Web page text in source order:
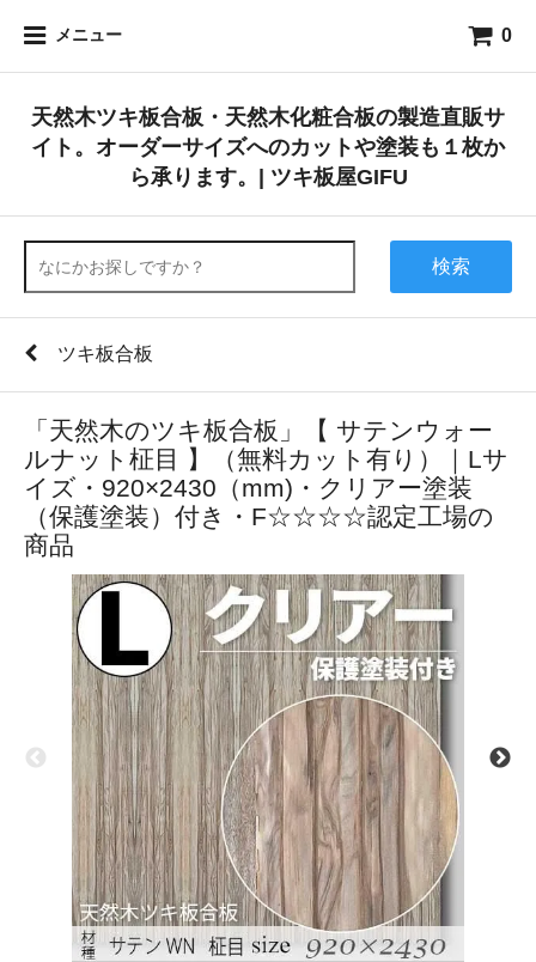
メニュー 0
天然木ツキ板合板・天然木化粧合板の製造直販サ
イト。オーダーサイズへのカットや塗装も１枚か
ら承ります。| ツキ板屋GIFU
検索
ツキ板合板
「天然木のツキ板合板」【 サテンウォー
ルナット柾目 】（無料カット有り）｜Lサ
イズ・920×2430（mm)・クリアー塗装
（保護塗装）付き・F☆☆☆☆認定工場の
商品